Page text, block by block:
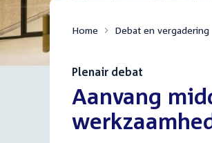
Home Debat en vergadering
Plenair debat
Aanvang